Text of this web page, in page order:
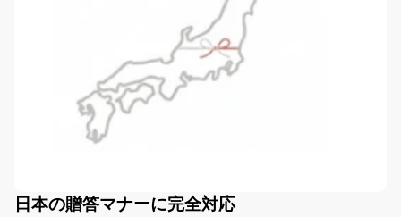
日本の贈答マナーに完全対応